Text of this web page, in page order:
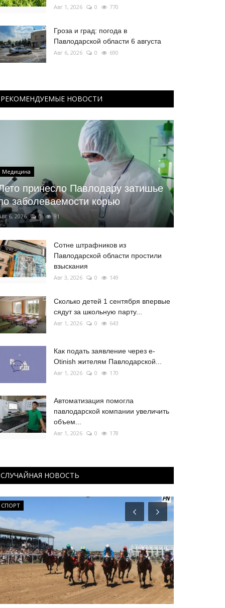
Авг 1, 2026 0 770
Гроза и град: погода в
Павлодарской области 6 августа
Авг 6, 2026 0 690
РЕКОМЕНДУЕМЫЕ НОВОСТИ
Медицина
принесло Павлодару затишье
заболеваемости корью
6, 2026 0 91
Сотне штрафников из
Павлодарской области простили
взыскания
Авг 3, 2026 0 149
Сколько детей 1 сентября впервые
сядут за школьную парту...
Авг 1, 2026 0 643
Как подать заявление через e-
Otinish жителям Павлодарской...
Авг 1, 2026 0 170
Автоматизация помогла
павлодарской компании увеличить
объем...
Авг 1, 2026 0 178
СЛУЧАЙНАЯ НОВОСТЬ
СПОРТ